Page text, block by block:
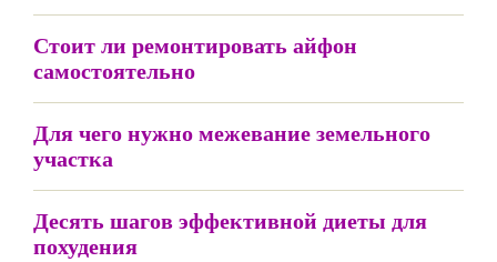
Стоит ли ремонтировать айфон
самостоятельно
Для чего нужно межевание земельного
участка
Десять шагов эффективной диеты для
похудения